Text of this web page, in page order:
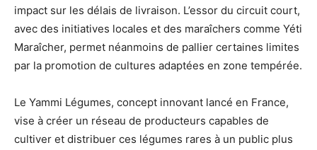
impact sur les délais de livraison. L’essor du circuit court,
avec des initiatives locales et des maraîchers comme Yéti
Maraîcher, permet néanmoins de pallier certaines limites
par la promotion de cultures adaptées en zone tempérée.
Le Yammi Légumes, concept innovant lancé en France,
vise à créer un réseau de producteurs capables de
cultiver et distribuer ces légumes rares à un public plus